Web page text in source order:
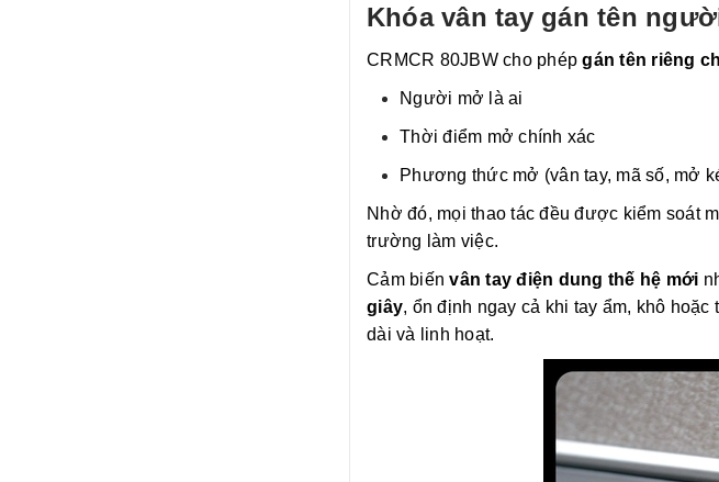
Khóa vân tay gán tên
CRMCR 80JBW cho phépgán tên riêng
Người mở là ai
Thời điểm mở chính xác
Phương thức mở (vân tay, mã số, mở
Nhờ đó, mọi thao tác đều được kiểm soát
trường làm việc.
Cảm biếnvân tay điện dung thế hệ mới
giây, ổn định ngay cả khi tay ẩm, khô
dài và linh hoạt.